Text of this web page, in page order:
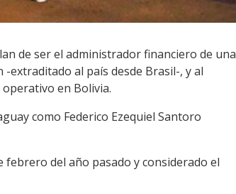
de ser el administrador financiero de una
al país desde Brasil-, y al
en Bolivia.
como Federico Ezequiel Santoro
del año pasado y considerado el